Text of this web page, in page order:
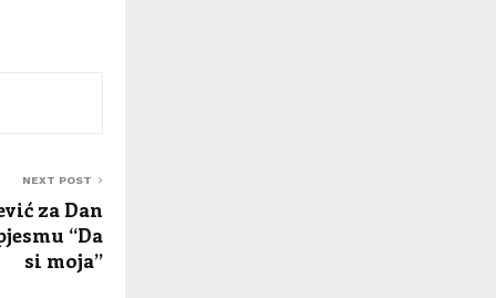
NEXT POST
za Dan
“Da
si moja”